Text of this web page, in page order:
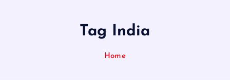
Tag India
Home